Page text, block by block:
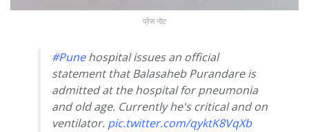
प्रेस नोट
#Punehospital issues an official
statement that Balasaheb Purandare is
admitted at the hospital for pneumonia
and old age. Currently he's critical and on
ventilator. pic.twitter.com/qyktK8VqXb